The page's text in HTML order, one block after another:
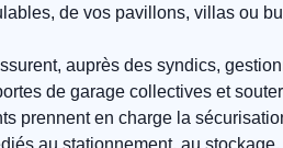
de vos pavillons, villas ou
auprès des syndics,
de garage collectives et
prennent en charge la
au stationnement, au